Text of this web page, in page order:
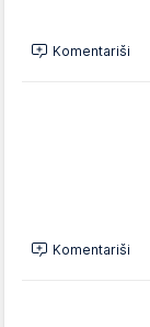
Komentariši
Komentariši